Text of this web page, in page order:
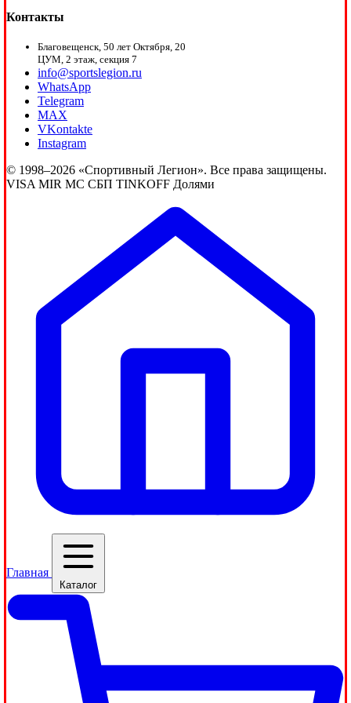
Контакты
Благовещенск, 50 лет Октября, 20
ЦУМ, 2 этаж, секция 7
info@sportslegion.ru
WhatsApp
Telegram
MAX
VKontakte
Instagram
© 1998–2026 «Спортивный Легион». Все права защищены.
VISA MIR MC СБП TINKOFF Долями
Главная
Каталог